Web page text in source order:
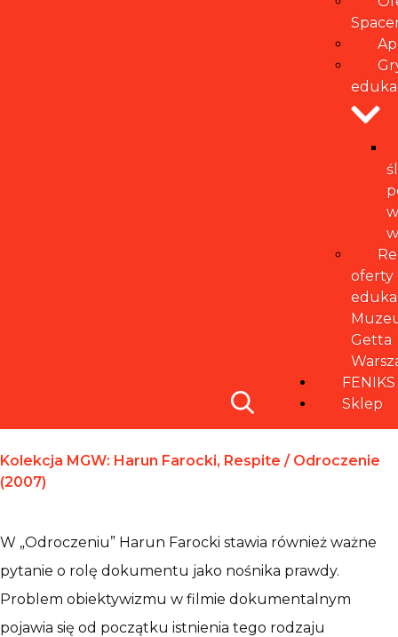
oferty
Getta
FENIKS
Sklep
Kolekcja MGW: Harun Farocki, Respite / Odroczenie
(2007)
W „Odroczeniu” Harun Farocki stawia również ważne
pytanie o rolę dokumentu jako nośnika prawdy.
Problem obiektywizmu w filmie dokumentalnym
pojawia się od początku istnienia tego rodzaju